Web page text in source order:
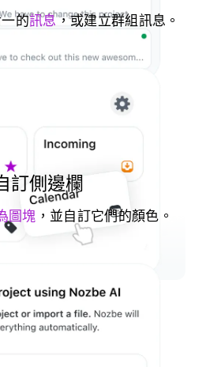
的訊息，或建立群組訊息。
訂側邊欄
圖塊 ，並自訂它們的顏色。